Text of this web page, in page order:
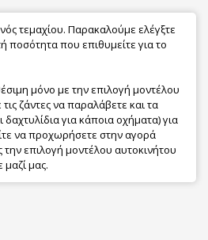
τεμαχίου. Παρακαλούμε ελέγξτε
ποσότητα που επιθυμείτε για το
μόνο με την επιλογή μοντέλου
ζάντες να παραλάβετε και τα
δαχτυλίδια για κάποια οχήματα) για
να προχωρήσετε στην αγορά
την επιλογή μοντέλου αυτοκινήτου
μας.